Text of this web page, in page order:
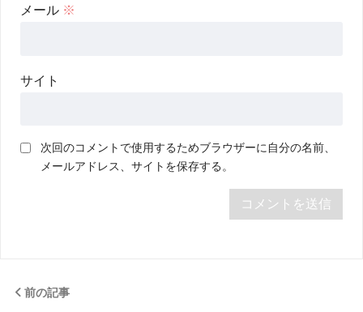
メール ※
サイト
次回のコメントで使用するためブラウザーに自分の名前、
メールアドレス、サイトを保存する。
前の記事